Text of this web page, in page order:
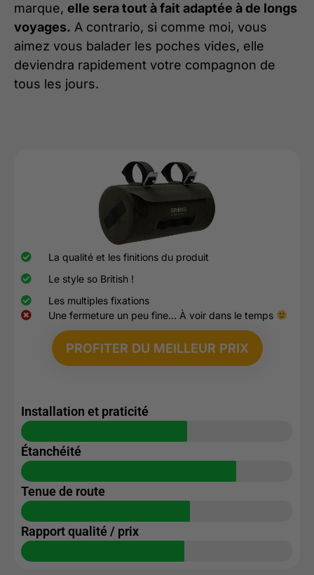
marque, elle sera tout à fait adaptée à de longs
voyages. A contrario, si comme moi, vous
aimez vous balader les poches vides, elle
deviendra rapidement votre compagnon de
tous les jours.
La qualité et les finitions du produit
Le style so British !
Les multiples fixations
Une fermeture un peu fine... À voir dans le temps
PROFITER DU MEILLEUR PRIX
Installation et praticité
Étanchéité
Tenue de route
Rapport qualité / prix